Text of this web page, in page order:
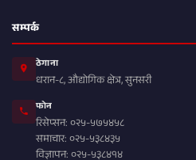
सम्पर्क
ठेगाना
धरान-८, औद्योगिक क्षेत्र, सुनसरी
फोन
रिसेप्सन: ०२५-५७५४५८
समाचार: ०२५-५३८४३५
विज्ञापन: ०२५-५३८४१४